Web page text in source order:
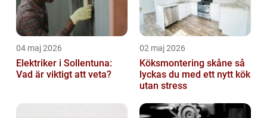
04 maj 2026
Elektriker i Sollentuna:
Vad är viktigt att veta?
02 maj 2026
Köksmontering skåne så
lyckas du med ett nytt kök
utan stress